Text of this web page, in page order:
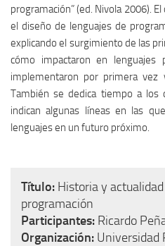
programación” (ed. Nivola 2006).
el diseño de lenguajes de
explicando el surgimiento de las
cómo impactaron en lenguajes
implementaron por primera
También se dedica tiempo a los
indican algunas líneas en las
lenguajes en un futuro próximo.
Título: Historia y
programación
Participantes: Ricardo
Organización: Universidad